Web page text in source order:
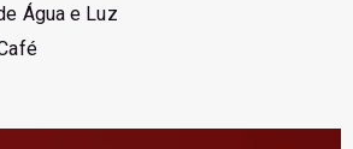
Água e Luz